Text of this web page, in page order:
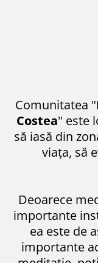
Comunitatea "
Costea" este
să iasă din
viața, să
Deoarece
importante
ea este de
importante